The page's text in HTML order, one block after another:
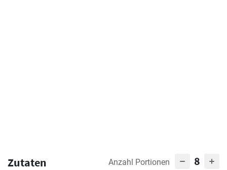
Zutaten Anzahl Portionen 8